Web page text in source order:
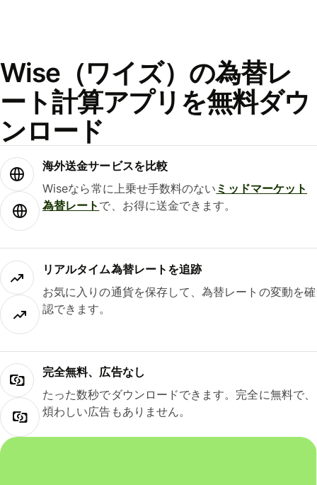
Wise（ワイズ）の為替レ
ート計算アプリを無料ダウ
ンロード
海外送金サービスを比較
Wiseなら常に上乗せ手数料のない ミッドマーケット
為替レート で、お得に送金できます。
リアルタイム為替レートを追跡
お気に入りの通貨を保存して、為替レートの変動を確
認できます。
完全無料、広告なし
たった数秒でダウンロードできます。完全に無料で、
煩わしい広告もありません。